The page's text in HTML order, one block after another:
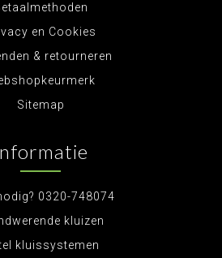
en Cookies
& retourneren
Sitemap
0320-748074
kluizen
kluissystemen